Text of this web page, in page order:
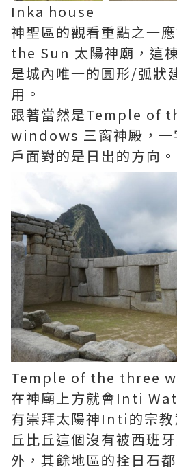
Inka house
神聖區的觀看重點之一
the Sun 太陽神廟，這
是城內唯一的圓形/弧狀
用。
跟著當然是Temple of
windows 三窗神殿，一
戶面對的是日出的方向。
Temple of the three
在神廟上方就會Inti
有崇拜太陽神Inti的宗教
丘比丘這個沒有被西班
外，其餘地區的拴日石